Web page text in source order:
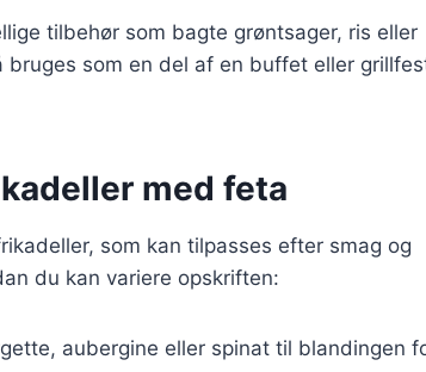
tilbehør som bagte grøntsager, ris eller
som en del af en buffet eller
med feta
som kan tilpasses efter smag og
du kan variere opskriften:
aubergine eller spinat til blandingen